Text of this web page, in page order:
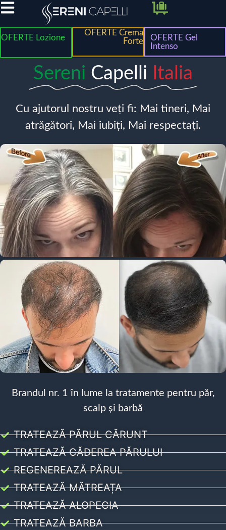
OFERTE Lozione
OFERTE Crema
Forte
OFERTE Gel
Intenso
Sereni Capelli Italia
Cu ajutorul nostru veți fi: Mai tineri, Mai
atrăgători, Mai iubiți, Mai respectați.
Brandul nr. 1 în lume la tratamente pentru păr,
scalp și barbă
TRATEAZĂ PĂRUL CĂRUNT
TRATEAZĂ CĂDEREA PĂRULUI
REGENEREAZĂ PĂRUL
TRATEAZĂ MĂTREAȚA
TRATEAZĂ ALOPECIA
TRATEAZĂ BARBA